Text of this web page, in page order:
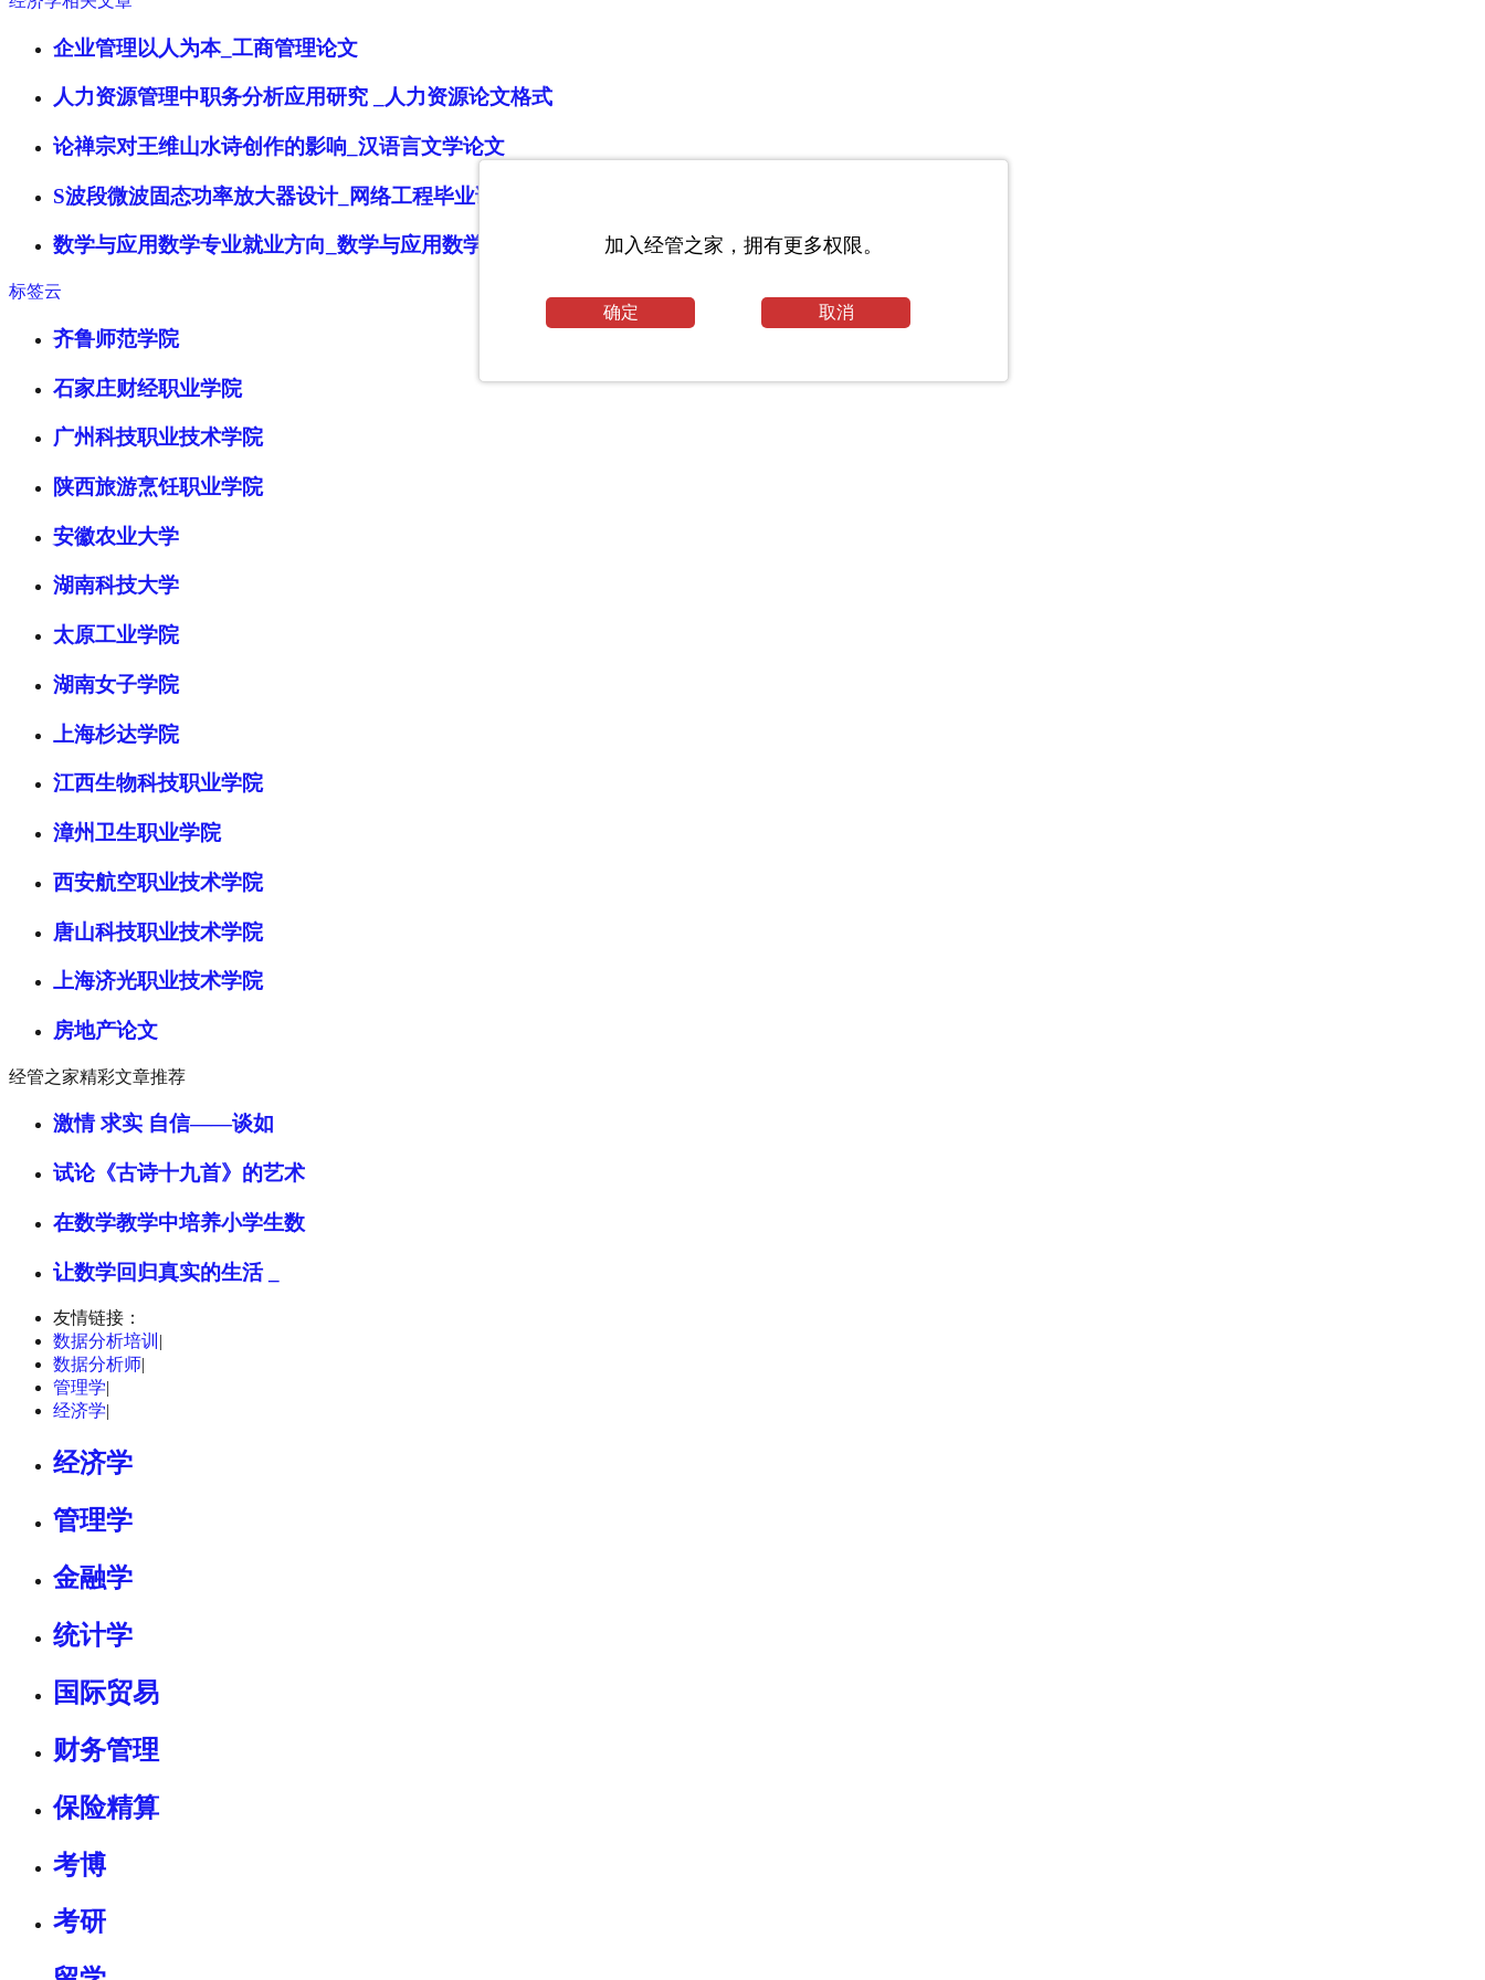
企业管理以人为本_工商管理论文
人力资源管理中职务分析应用研究 _人力资源论文格式
论禅宗对王维山水诗创作的影响_汉语言文学论文
S波段微波固态功率放大器设计_网络工程毕业论文范文
数学与应用数学专业就业方向_数学与应用数学专业
标签云
齐鲁师范学院
石家庄财经职业学院
广州科技职业技术学院
陕西旅游烹饪职业学院
安徽农业大学
湖南科技大学
太原工业学院
湖南女子学院
上海杉达学院
江西生物科技职业学院
漳州卫生职业学院
西安航空职业技术学院
唐山科技职业技术学院
上海济光职业技术学院
房地产论文
经管之家精彩文章推荐
激情 求实 自信——谈如
试论《古诗十九首》的艺术
在数学教学中培养小学生数
让数学回归真实的生活 _
友情链接：
数据分析培训 |
数据分析师|
管理学|
经济学|
经济学
管理学
金融学
统计学
国际贸易
财务管理
保险精算
考博
考研
加入经管之家，拥有更多权限。
确定 取消